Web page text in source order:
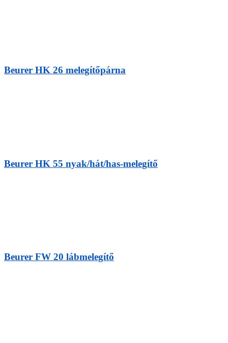
Beurer HK 26 melegítőpárna
Beurer HK 55 nyak/hát/has-melegítő
Beurer FW 20 lábmelegítő